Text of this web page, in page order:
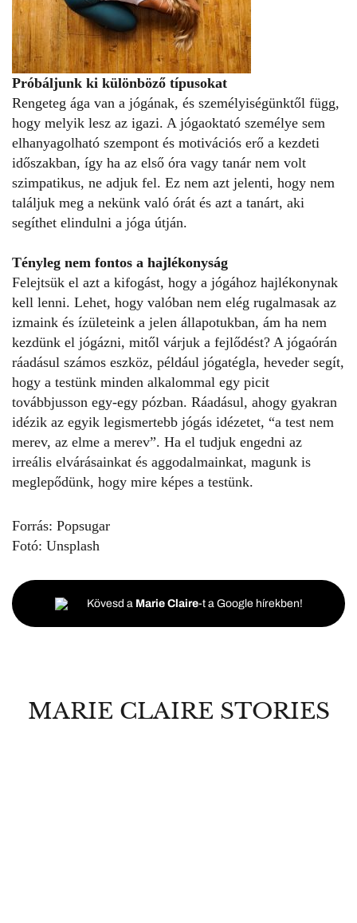
Próbáljunk ki különböző típusokat
Rengeteg ága van a jógának, és személyiségünktől függ,
hogy melyik lesz az igazi. A jógaoktató személye sem
elhanyagolható szempont és motivációs erő a kezdeti
időszakban, így ha az első óra vagy tanár nem volt
szimpatikus, ne adjuk fel. Ez nem azt jelenti, hogy nem
találjuk meg a nekünk való órát és azt a tanárt, aki
segíthet elindulni a jóga útján.
Tényleg nem fontos a hajlékonyság
Felejtsük el azt a kifogást, hogy a jógához hajlékonynak
kell lenni. Lehet, hogy valóban nem elég rugalmasak az
izmaink és ízületeink a jelen állapotukban, ám ha nem
kezdünk el jógázni, mitől várjuk a fejlődést? A jógaórán
ráadásul számos eszköz, például jógatégla, heveder segít,
hogy a testünk minden alkalommal egy picit
továbbjusson egy-egy pózban. Ráadásul, ahogy gyakran
idézik az egyik legismertebb jógás idézetet, “a test nem
merev, az elme a merev”. Ha el tudjuk engedni az
irreális elvárásainkat és aggodalmainkat, magunk is
meglepődünk, hogy mire képes a testünk.
Forrás: Popsugar
Fotó: Unsplash
Kövesd a Marie Claire-t a Google hírekben!
MARIE CLAIRE STORIES